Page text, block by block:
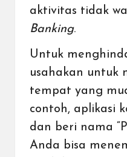
aktivitas tidak
Banking.
Untuk
usahakan untuk
tempat yang
contoh, aplikasi
dan beri nama
Anda bisa